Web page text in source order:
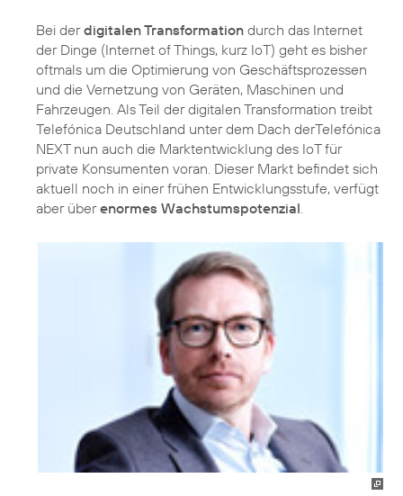
Bei derdigitalen Transformation durch das Internet
der Dinge (Internet of Things, kurz IoT) geht es bisher
oftmals um die Optimierung von Geschäftsprozessen
und die Vernetzung von Geräten, Maschinen und
Fahrzeugen. Als Teil der digitalen Transformation treibt
Telefónica Deutschland unter dem Dach derTelefónica
NEXT nun auch die Marktentwicklung des IoT für
private Konsumenten voran. Dieser Markt befindet sich
aktuell noch in einer frühen Entwicklungsstufe, verfügt
aber überenormes Wachstumspotenzial